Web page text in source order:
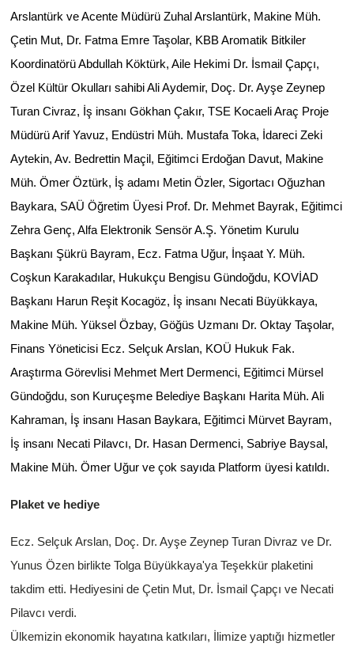
Arslantürk ve Acente Müdürü Zuhal Arslantürk, Makine Müh.
Çetin Mut, Dr. Fatma Emre Taşolar, KBB Aromatik Bitkiler
Koordinatörü Abdullah Köktürk, Aile Hekimi Dr. İsmail Çapçı,
Özel Kültür Okulları sahibi Ali Aydemir, Doç. Dr. Ayşe Zeynep
Turan Civraz, İş insanı Gökhan Çakır, TSE Kocaeli Araç Proje
Müdürü Arif Yavuz, Endüstri Müh. Mustafa Toka, İdareci Zeki
Aytekin, Av. Bedrettin Maçil, Eğitimci Erdoğan Davut, Makine
Müh. Ömer Öztürk, İş adamı Metin Özler, Sigortacı Oğuzhan
Baykara, SAÜ Öğretim Üyesi Prof. Dr. Mehmet Bayrak, Eğitimci
Zehra Genç, Alfa Elektronik Sensör A.Ş. Yönetim Kurulu
Başkanı Şükrü Bayram, Ecz. Fatma Uğur, İnşaat Y. Müh.
Coşkun Karakadılar, Hukukçu Bengisu Gündoğdu, KOVİAD
Başkanı Harun Reşit Kocagöz, İş insanı Necati Büyükkaya,
Makine Müh. Yüksel Özbay, Göğüs Uzmanı Dr. Oktay Taşolar,
Finans Yöneticisi Ecz. Selçuk Arslan, KOÜ Hukuk Fak.
Araştırma Görevlisi Mehmet Mert Dermenci, Eğitimci Mürsel
Gündoğdu, son Kuruçeşme Belediye Başkanı Harita Müh. Ali
Kahraman, İş insanı Hasan Baykara, Eğitimci Mürvet Bayram,
İş insanı Necati Pilavcı, Dr. Hasan Dermenci, Sabriye Baysal,
Makine Müh. Ömer Uğur ve çok sayıda Platform üyesi katıldı.
Plaket ve hediye
Ecz. Selçuk Arslan, Doç. Dr. Ayşe Zeynep Turan Divraz ve Dr.
Yunus Özen birlikte Tolga Büyükkaya'ya Teşekkür plaketini
takdim etti. Hediyesini de Çetin Mut, Dr. İsmail Çapçı ve Necati
Pilavcı verdi.
Ülkemizin ekonomik hayatına katkıları, İlimize yaptığı hizmetler